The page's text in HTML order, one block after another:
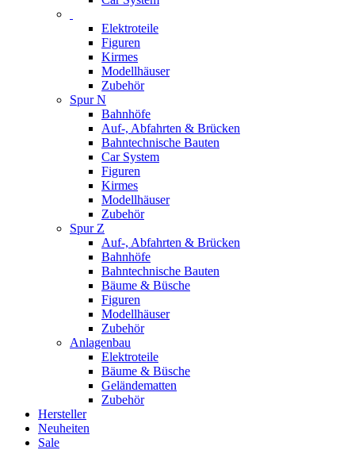
Elektroteile
Figuren
Kirmes
Modellhäuser
Zubehör
Spur N
Bahnhöfe
Auf-, Abfahrten & Brücken
Bahntechnische Bauten
Car System
Figuren
Kirmes
Modellhäuser
Zubehör
Spur Z
Auf-, Abfahrten & Brücken
Bahnhöfe
Bahntechnische Bauten
Bäume & Büsche
Figuren
Modellhäuser
Zubehör
Anlagenbau
Elektroteile
Bäume & Büsche
Geländematten
Zubehör
Hersteller
Neuheiten
Sale